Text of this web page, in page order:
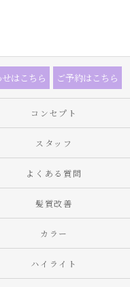
はこちら ご予約はこちら
コンセプト
スタッフ
よくある質問
髪質改善
カラー
ハイライト